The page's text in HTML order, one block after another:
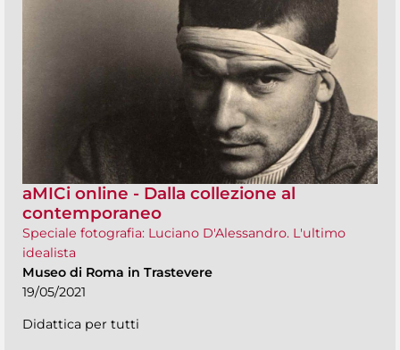
aMICi online - Dalla collezione al
contemporaneo
Speciale fotografia: Luciano D'Alessandro. L'ultimo
idealista
Museo di Roma in Trastevere
19/05/2021
Didattica per tutti